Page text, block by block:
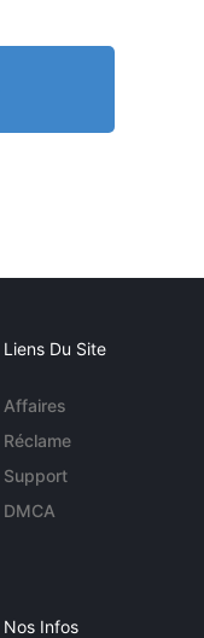
Liens Du Site
Affaires
Réclame
Support
DMCA
Nos Infos